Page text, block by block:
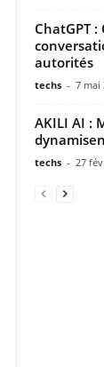
ChatGPT
autorités
techs - 7 mai
AKILI AI :
techs - 27